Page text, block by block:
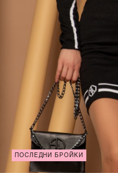
ПОСЛЕДНИ БРОЙКИ